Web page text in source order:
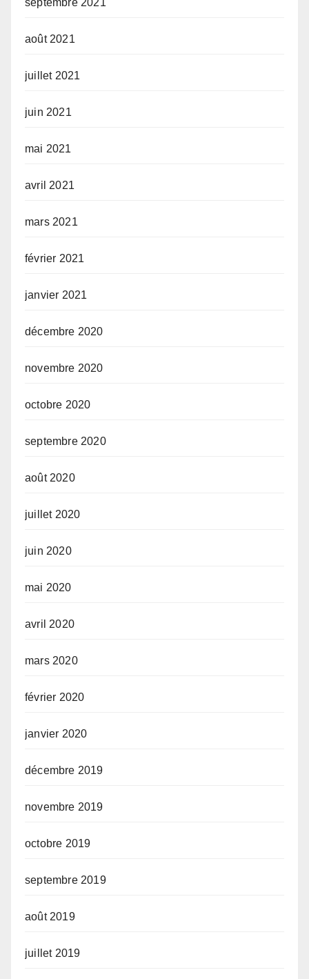
septembre 2021
août 2021
juillet 2021
juin 2021
mai 2021
avril 2021
mars 2021
février 2021
janvier 2021
décembre 2020
novembre 2020
octobre 2020
septembre 2020
août 2020
juillet 2020
juin 2020
mai 2020
avril 2020
mars 2020
février 2020
janvier 2020
décembre 2019
novembre 2019
octobre 2019
septembre 2019
août 2019
juillet 2019